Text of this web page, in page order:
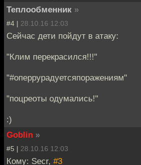
Теплообменник »
#4 | 28.10.16 12:03
Сейчас дети пойдут в атаку:
"Клим перекрасился!!!"
"#оперрурадуетсяпоражениям"
"поцреоты одумались!"
:)
Goblin »
#5 | 28.10.16 12:03
Кому: Secr, #3